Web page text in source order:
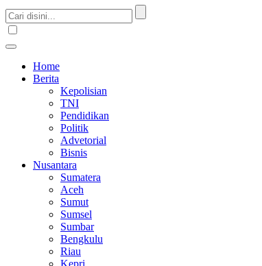
Home
Berita
Kepolisian
TNI
Pendidikan
Politik
Advetorial
Bisnis
Nusantara
Sumatera
Aceh
Sumut
Sumsel
Sumbar
Bengkulu
Riau
Kepri